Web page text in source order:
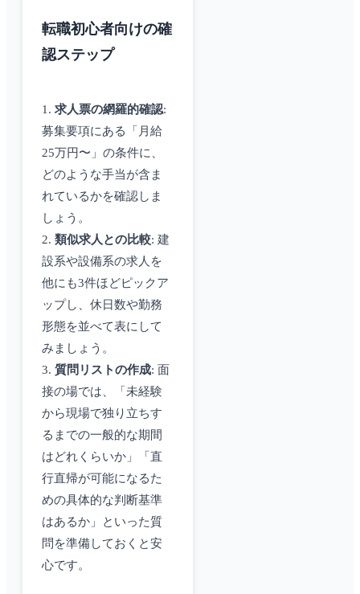
転職初心者向けの確
認ステップ
1. 求人票の網羅的確認:
募集要項にある「月給
25万円〜」の条件に、
どのような手当が含ま
れているかを確認しま
しょう。
2. 類似求人との比較: 建
設系や設備系の求人を
他にも3件ほどピックア
ップし、休日数や勤務
形態を並べて表にして
みましょう。
3. 質問リストの作成: 面
接の場では、「未経験
から現場で独り立ちす
るまでの一般的な期間
はどれくらいか」「直
行直帰が可能になるた
めの具体的な判断基準
はあるか」といった質
問を準備しておくと安
心です。